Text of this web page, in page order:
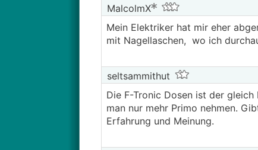
MalcolmX
Mein Elektriker hat mir eher
mit Nagellaschen, wo ich
seltsammithut
Die F-Tronic Dosen ist der
man nur mehr Primo nehmen.
Erfahrung und Meinung.